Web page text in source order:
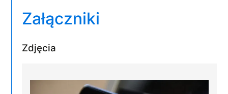
Załączniki
Zdjęcia